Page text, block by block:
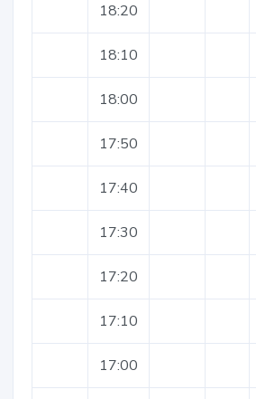
18:20
18:10
18:00
17:50
17:40
17:30
17:20
17:10
17:00